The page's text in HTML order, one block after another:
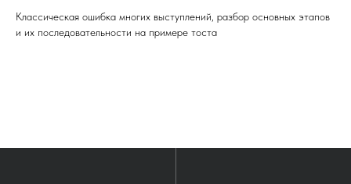
Классическая ошибка многих выступлений, разбор основных этапов
и их последовательности на примере тоста